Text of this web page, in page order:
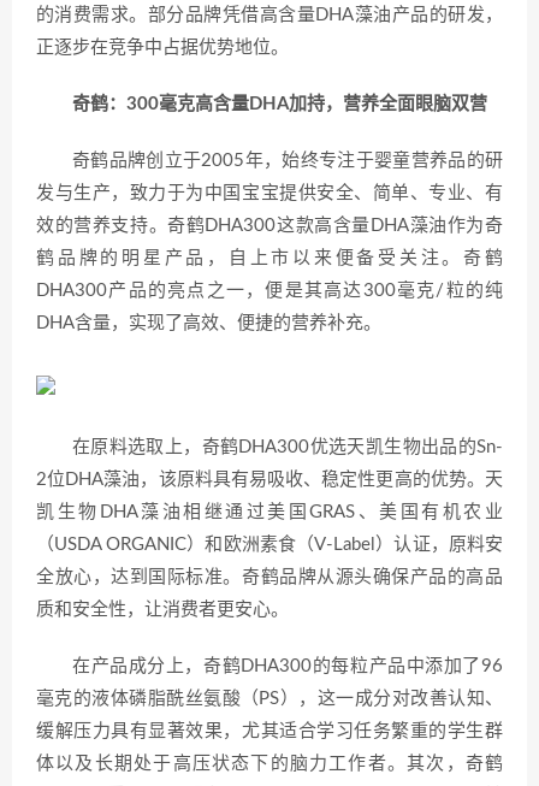
的消费需求。部分品牌凭借高含量DHA藻油产品的研发，
正逐步在竞争中占据优势地位。
奇鹤：300毫克高含量DHA加持，营养全面眼脑双营
奇鹤品牌创立于2005年，始终专注于婴童营养品的研
发与生产，致力于为中国宝宝提供安全、简单、专业、有
效的营养支持。奇鹤DHA300这款高含量DHA藻油作为奇
鹤品牌的明星产品，自上市以来便备受关注。奇鹤
DHA300产品的亮点之一，便是其高达300毫克/粒的纯
DHA含量，实现了高效、便捷的营养补充。
在原料选取上，奇鹤DHA300优选天凯生物出品的Sn-
2位DHA藻油，该原料具有易吸收、稳定性更高的优势。天
凯生物DHA藻油相继通过美国GRAS、美国有机农业
（USDA ORGANIC）和欧洲素食（V-Label）认证，原料安
全放心，达到国际标准。奇鹤品牌从源头确保产品的高品
质和安全性，让消费者更安心。
在产品成分上，奇鹤DHA300的每粒产品中添加了96
毫克的液体磷脂酰丝氨酸（PS），这一成分对改善认知、
缓解压力具有显著效果，尤其适合学习任务繁重的学生群
体以及长期处于高压状态下的脑力工作者。其次，奇鹤